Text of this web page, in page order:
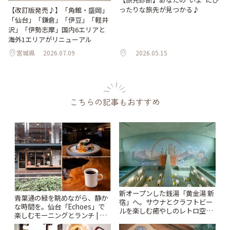
【改訂版発売♪】「角館・盛岡」
「仙台」「鎌倉」「伊豆」「軽井
沢」「伊勢志摩」国内6エリアと
海外1エリアがリニューアル
宮城県 2026.07.09
ったりな旅先が見つかる♪
2026.05.15
こちらの記事もおすすめ
青葉通の緑を眺めながら、静か
な時間を。仙台「Echoes」で
楽しむモーニングとランチ | こ
とりっぷ
新オープンした銭湯「黄金湯 新
宿」へ。サウナとクラフトビー
ルを楽しむ癒やしのレトロ空間